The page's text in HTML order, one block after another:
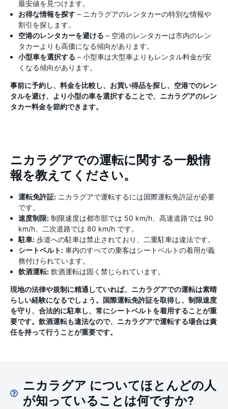
最安値を見つけます。
お得な情報を探す – ニカラグアのレンタカーの特別な情報や
割引を探します。
空港のレンタカーを避ける – 空港のレンタカーは市内のレン
タカーよりも高価になる傾向があります。
小型車を選択する – 小型車は大型車よりもレンタル料金が安
くなる傾向があります。
事前に予約し、料金を比較し、お買い得品を探し、空港でのレン
タルを避け、より小型の車を選択することで、ニカラグアのレン
タカー料金を節約できます。
ニカラグアでの運転に関する一般情
報を教えてください。
運転免許証: ニカラグアで運転するには国際運転免許証が必要
です。
速度制限: 制限速度は都市部では 50 km/h、高速道路では 90
km/h、二次道路では 80 km/h です。
駐車: 歩道への駐車は禁止されており、二重駐車は違法です。
シートベルト: 車内のすべての乗客はシートベルトの着用が義
務付けられています。
飲酒運転: 飲酒運転は固く禁じられています。
現地の法律や規制に精通していれば、ニカラグアでの運転は素晴
らしい経験になるでしょう。国際運転免許証を取得し、制限速度
を守り、合法的に駐車し、常にシートベルトを着用することが重
要です。飲酒運転も違法なので、ニカラグアで運転する場合は責
任を持って行うことが重要です。
ニカラグア についてほとんどの人
が知っていることは何ですか?